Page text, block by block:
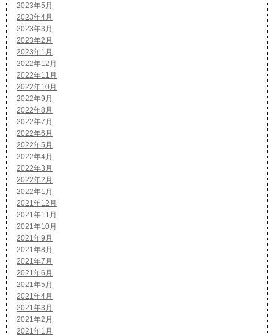
2023年5月
2023年4月
2023年3月
2023年2月
2023年1月
2022年12月
2022年11月
2022年10月
2022年9月
2022年8月
2022年7月
2022年6月
2022年5月
2022年4月
2022年3月
2022年2月
2022年1月
2021年12月
2021年11月
2021年10月
2021年9月
2021年8月
2021年7月
2021年6月
2021年5月
2021年4月
2021年3月
2021年2月
2021年1月